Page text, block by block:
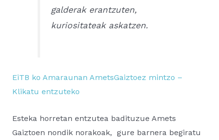
galderak erantzuten,
kuriositateak askatzen.
EiTB ko Amaraunan AmetsGaiztoez mintzo –
Klikatu entzuteko
Esteka horretan entzutea badituzue Amets
Gaiztoen nondik norakoak, gure barnera begiratu